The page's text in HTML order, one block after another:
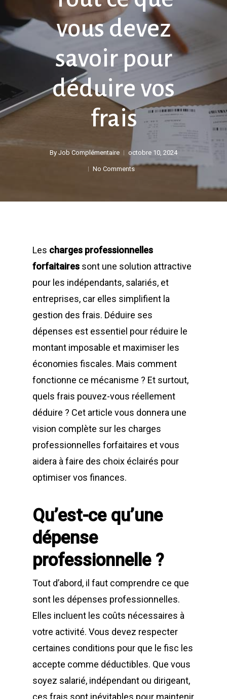
vous devez
savoir pour
déduire vos
frais
By Job Complémentaire octobre 10, 2024
No Comments
Les charges professionnelles
forfaitaires sont une solution attractive
pour les indépendants, salariés, et
entreprises, car elles simplifient la
gestion des frais. Déduire ses
dépenses est essentiel pour réduire le
montant imposable et maximiser les
économies fiscales. Mais comment
fonctionne ce mécanisme ? Et surtout,
quels frais pouvez-vous réellement
déduire ? Cet article vous donnera une
vision complète sur les charges
professionnelles forfaitaires et vous
aidera à faire des choix éclairés pour
optimiser vos finances.
Qu’est-ce qu’une
dépense
professionnelle ?
Tout d’abord, il faut comprendre ce que
sont les dépenses professionnelles.
Elles incluent les coûts nécessaires à
votre activité. Vous devez respecter
certaines conditions pour que le fisc les
accepte comme déductibles. Que vous
soyez salarié, indépendant ou dirigeant,
ces frais sont inévitables pour maintenir